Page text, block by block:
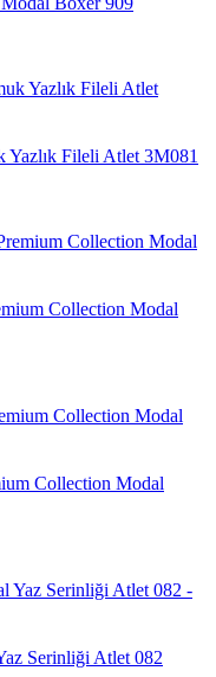
Yazlık Fileli Atlet 3M081
Collection Modal
Collection Modal
Serinliği Atlet 082